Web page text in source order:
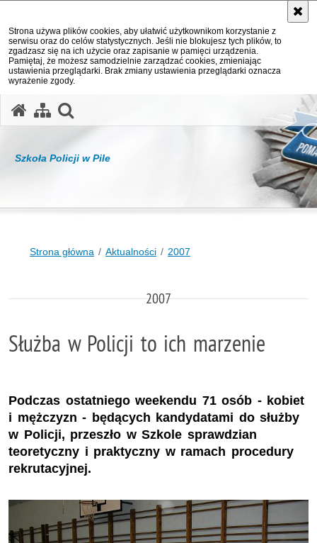
Strona używa plików cookies, aby ułatwić użytkownikom korzystanie z
serwisu oraz do celów statystycznych. Jeśli nie blokujesz tych plików, to
zgadzasz się na ich użycie oraz zapisanie w pamięci urządzenia.
Pamiętaj, że możesz samodzielnie zarządzać cookies, zmieniając
ustawienia przeglądarki. Brak zmiany ustawienia przeglądarki oznacza
wyrażenie zgody.
Szkoła Policji w Pile
Strona główna Aktualności 2007
2007
Służba w Policji to ich marzenie
Podczas ostatniego weekendu 71 osób - kobiet
i mężczyzn - będących kandydatami do służby
w Policji, przeszło w Szkole sprawdzian
teoretyczny i praktyczny w ramach procedury
rekrutacyjnej.